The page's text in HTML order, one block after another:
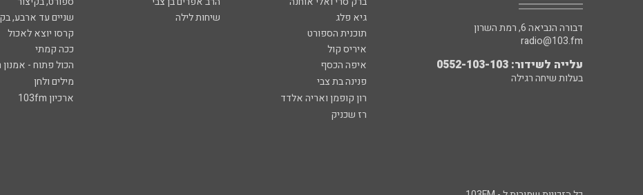
גיא פלג
שיחות לילה שניים עד ארבע,
תוכנית הספורט
קרסו יוצא לאכול
איריס קול
ככה קמתי
איפה הכסף
הכול פתוח - אמנון
פנינה בת צבי
מילים ולחן
רון קופמן ואריה אלדד
ארכיון 103fm
רז שכניק
דבורה הנביאה 6, רמת השרון
radio@103.fm
עלייה לשידור: 0552-103-103
בעלות שיחה רגילה